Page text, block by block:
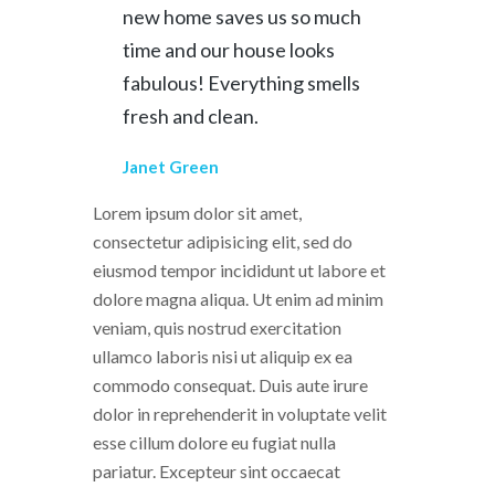
new home saves us so much
time and our house looks
fabulous! Everything smells
fresh and clean.
Janet Green
Lorem ipsum dolor sit amet,
consectetur adipisicing elit, sed do
eiusmod tempor incididunt ut labore et
dolore magna aliqua. Ut enim ad minim
veniam, quis nostrud exercitation
ullamco laboris nisi ut aliquip ex ea
commodo consequat. Duis aute irure
dolor in reprehenderit in voluptate velit
esse cillum dolore eu fugiat nulla
pariatur. Excepteur sint occaecat